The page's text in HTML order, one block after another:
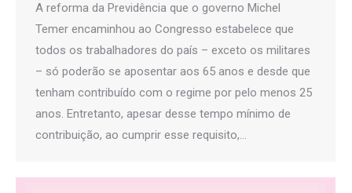
A reforma da Previdência que o governo Michel
Temer encaminhou ao Congresso estabelece que
todos os trabalhadores do país – exceto os militares
– só poderão se aposentar aos 65 anos e desde que
tenham contribuído com o regime por pelo menos 25
anos. Entretanto, apesar desse tempo mínimo de
contribuição, ao cumprir esse requisito,…